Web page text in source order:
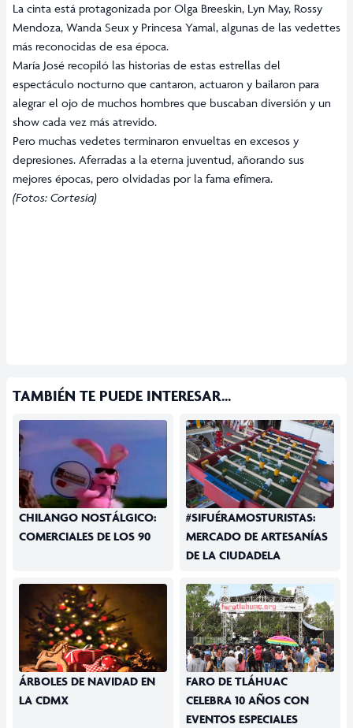
La cinta está protagonizada por Olga Breeskin, Lyn May, Rossy
Mendoza, Wanda Seux y Princesa Yamal, algunas de las vedettes
más reconocidas de esa época.
María José recopiló las historias de estas estrellas del
espectáculo nocturno que cantaron, actuaron y bailaron para
alegrar el ojo de muchos hombres que buscaban diversión y un
show cada vez más atrevido.
Pero muchas vedetes terminaron envueltas en excesos y
depresiones. Aferradas a la eterna juventud, añorando sus
mejores épocas, pero olvidadas por la fama efímera.
(Fotos: Cortesía)
TAMBIÉN TE PUEDE INTERESAR...
CHILANGO NOSTÁLGICO:
COMERCIALES DE LOS 90
#SIFUÉRAMOSTURISTAS:
MERCADO DE ARTESANÍAS
DE LA CIUDADELA
ÁRBOLES DE NAVIDAD EN
LA CDMX
FARO DE TLÁHUAC
CELEBRA 10 AÑOS CON
EVENTOS ESPECIALES